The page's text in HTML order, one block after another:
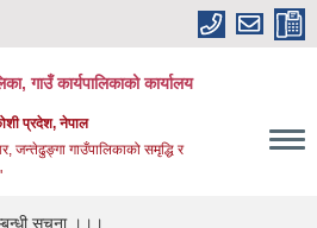
गाउँ कार्यपालिकाको कार्यालय
प्रदेश, नेपाल
जन्तेढुङ्गा गाउँपालिकाको समृद्धि र
सूचना ।।।